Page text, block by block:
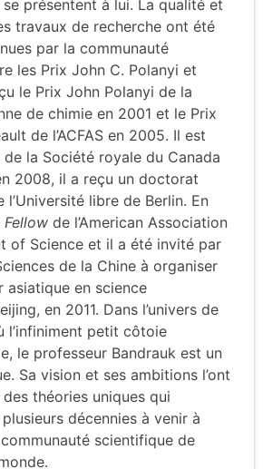
présentent à lui. La qualité et
travaux de recherche ont été
par la communauté
les Prix John C. Polanyi et
le Prix John Polanyi de la
de chimie en 2001 et le Prix
de l’ACFAS en 2005. Il est
la Société royale du Canada
2008, il a reçu un doctorat
l’Université libre de Berlin. En
Fellow de l’American Association
of Science et il a été invité par
de la Chine à organiser
asiatique en science
en 2011. Dans l’univers de
l’infiniment petit côtoie
le professeur Bandrauk est un
Sa vision et ses ambitions l’ont
théories uniques qui
décennies à venir à
communauté scientifique de